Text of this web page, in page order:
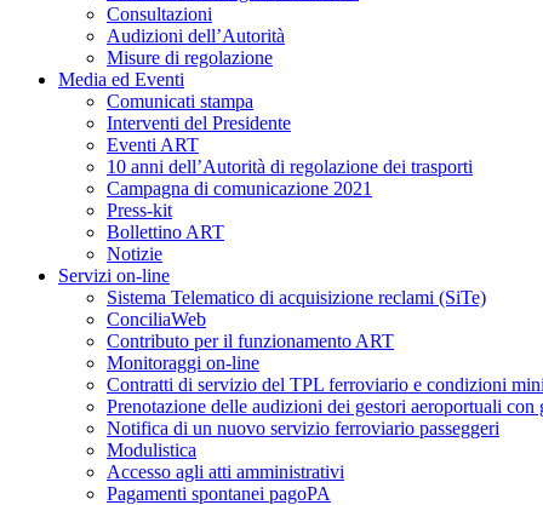
Consultazioni
Audizioni dell’Autorità
Misure di regolazione
Media ed Eventi
Comunicati stampa
Interventi del Presidente
Eventi ART
10 anni dell’Autorità di regolazione dei trasporti
Campagna di comunicazione 2021
Press-kit
Bollettino ART
Notizie
Servizi on-line
Sistema Telematico di acquisizione reclami (SiTe)
ConciliaWeb
Contributo per il funzionamento ART
Monitoraggi on-line
Contratti di servizio del TPL ferroviario e condizioni
Prenotazione delle audizioni dei gestori aeroportuali con
Notifica di un nuovo servizio ferroviario passeggeri
Modulistica
Accesso agli atti amministrativi
Pagamenti spontanei pagoPA